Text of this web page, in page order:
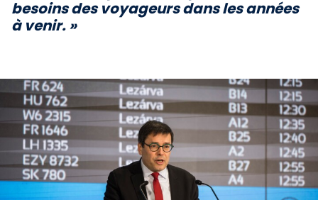
besoins des voyageurs dans les années
à venir. »